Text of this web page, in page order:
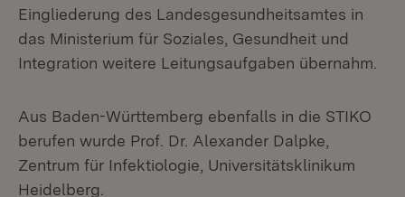
Eingliederung des Landesgesundheitsamtes in
das Ministerium für Soziales, Gesundheit und
Integration weitere Leitungsaufgaben übernahm.
Aus Baden-Württemberg ebenfalls in die STIKO
berufen wurde Prof. Dr. Alexander Dalpke,
Zentrum für Infektiologie, Universitätsklinikum
Heidelberg.